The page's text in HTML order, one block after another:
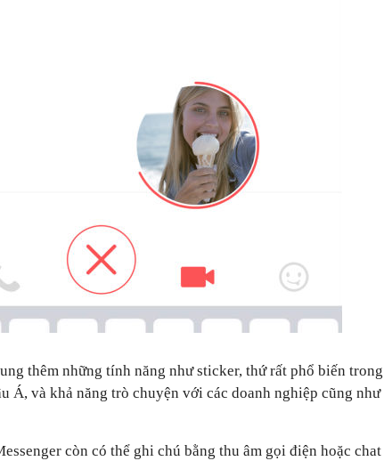
thêm những tính năng như sticker, thứ rất phổ biến trong
Á, và khả năng trò chuyện với các doanh nghiệp cũng như
còn có thể ghi chú bằng thu âm gọi điện hoặc chat